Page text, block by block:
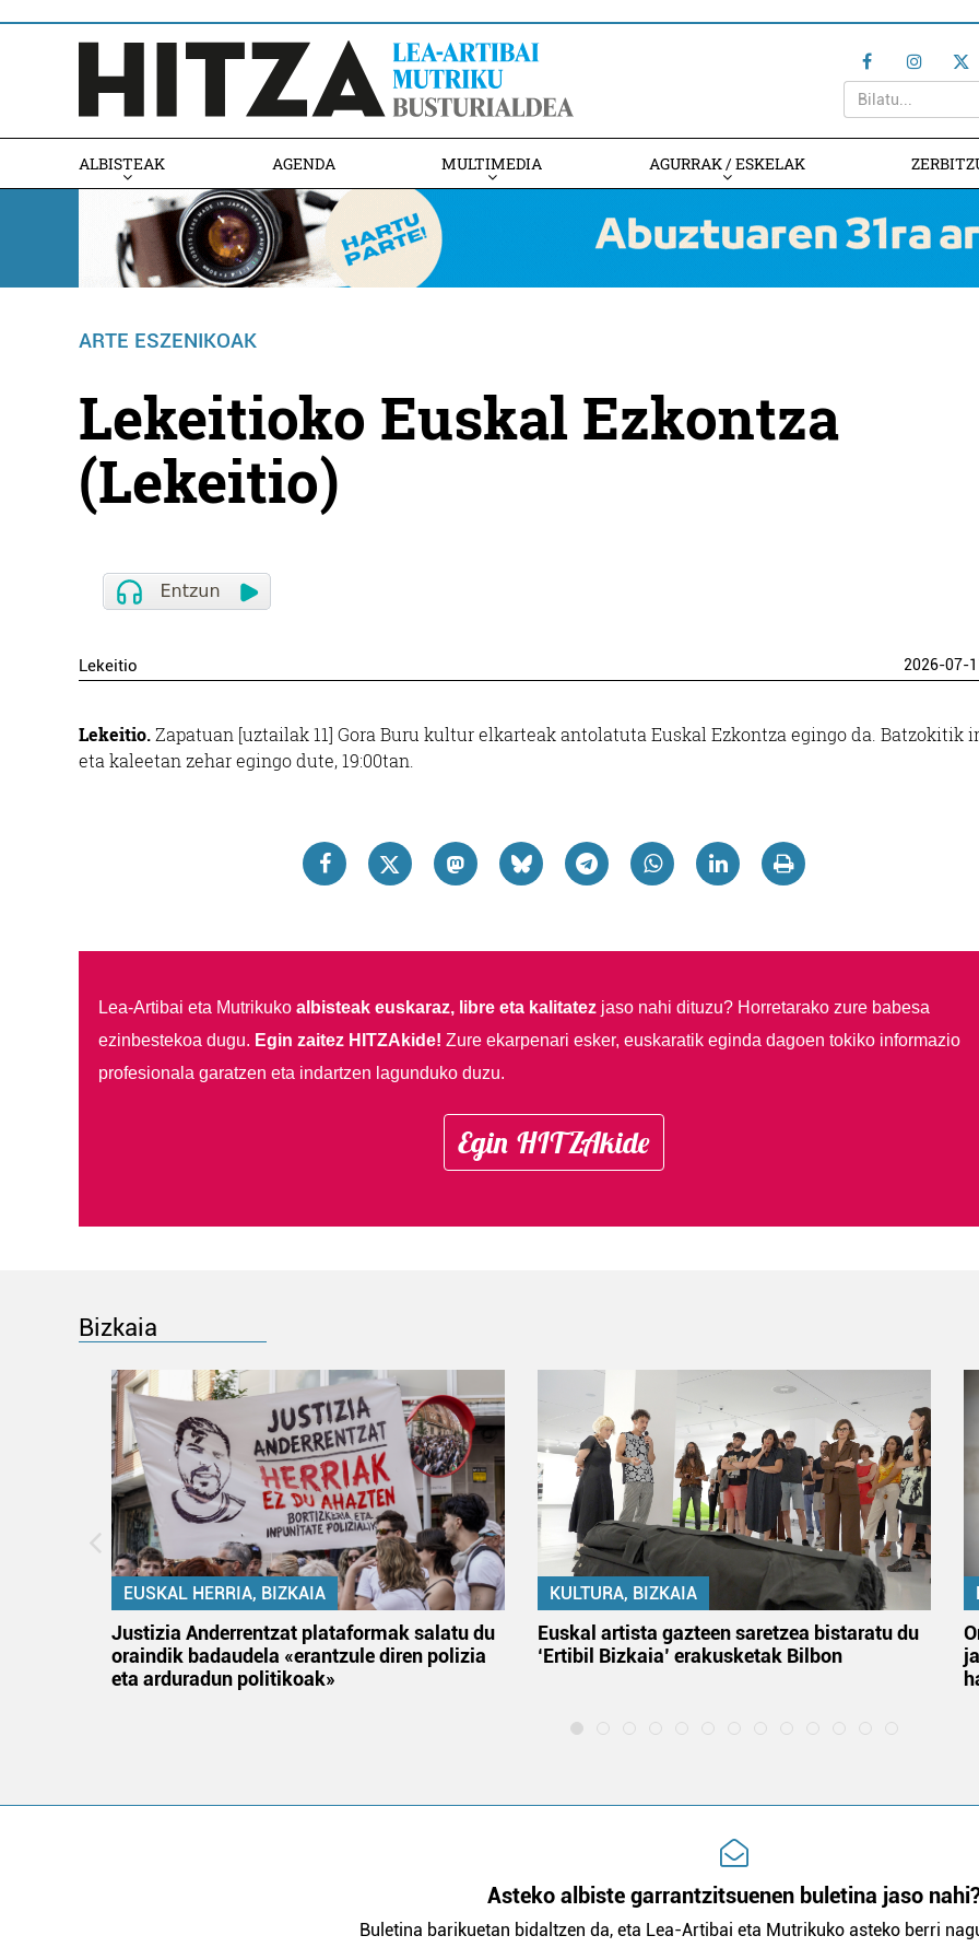
ALBISTEAK AGENDA MULTIMEDIA AGURRAK / ESKELAK
ARTE ESZENIKOAK
Lekeitioko Euskal Ezkontza
(Lekeitio)
Lekeitio 2026-07-
Lekeitio. Zapatuan [uztailak 11] Gora Buru kultur elkarteak antolatuta Euskal Ezkontza egingo da. Batzokitik
eta kaleetan zehar egingo dute, 19:00tan.
Lea-Artibai eta Mutrikuko albisteak euskaraz, libre eta kalitatezjaso nahi dituzu? Horretarako zure babesa
ezinbestekoa dugu. Egin zaitez HITZAkide! Zure ekarpenari esker, euskaratik eginda dagoen tokiko informazio
profesionala garatzen eta indartzen lagunduko duzu.
Egin HITZAkide
Bizkaia
EUSKAL HERRIA, BIZKAIA
Justizia Anderrentzat plataformak salatu du
oraindik badaudela «erantzule diren polizia
eta arduradun politikoak»
KULTURA, BIZKAIA
Euskal artista gazteen saretzea bistaratu du
‘Ertibil Bizkaia’ erakusketak Bilbon
Asteko albiste garrantzitsuenen buletina jaso
Buletina barikuetan bidaltzen da, eta Lea-Artibai eta Mutrikuko asteko berri